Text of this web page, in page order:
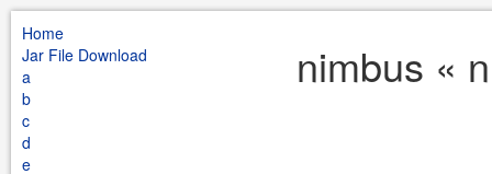
Home
Jar File Download
a
b
c
d
e
nimbus «